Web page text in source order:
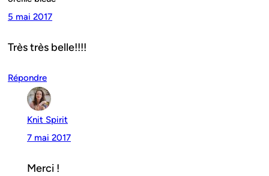
5 mai 2017
Très très belle!!!!
Répondre
Knit Spirit
7 mai 2017
Merci !